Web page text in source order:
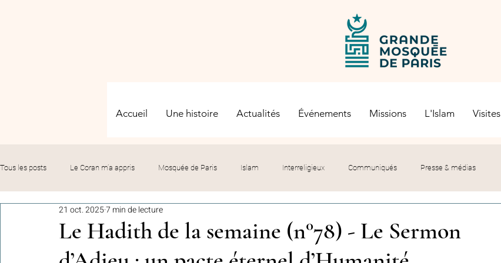
Accueil Une histoire Actualités Événements Missions L'Islam Visites
Tous les posts Le Coran m’a appris Mosquée de Paris Islam Interreligieux Communiqués Presse & médias
Evénements Solidarité Formation
Le Hadith de la semaine (n°78) - Le Sermon
21 oct. 20257 min de lecture